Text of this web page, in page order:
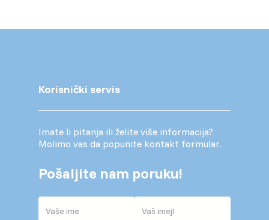
Korisnički servis
Imate li pitanja ili želite više informacija?
Molimo vas da popunite kontakt formular.
Pošaljite nam poruku!